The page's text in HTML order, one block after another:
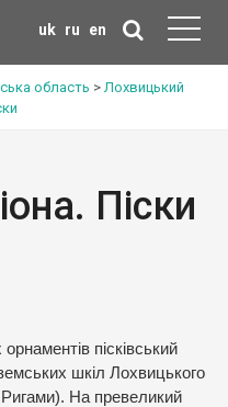
uk ru en
область >Лохвицький
Піски
пісківський
шкіл Лохвицького
Ригами). На превеликий